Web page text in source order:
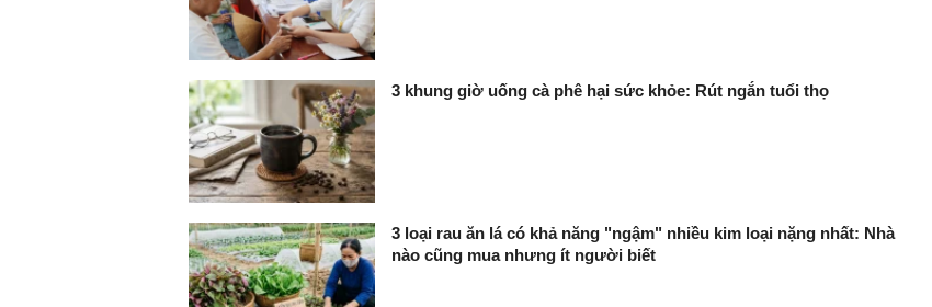
3 khung giờ uống cà phê hại sức khỏe: Rút ngắn tuổi thọ
3 loại rau ăn lá có khả năng "ngậm" nhiều kim loại nặng nhất: Nhà
nào cũng mua nhưng ít người biết